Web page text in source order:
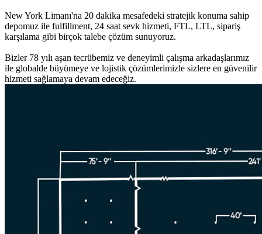
New York Limanı'na 20 dakika mesafedeki stratejik konuma sahip
depomuz ile fulfillment, 24 saat sevk hizmeti, FTL, LTL, sipariş
karşılama gibi birçok talebe çözüm sunuyoruz.
Bizler 78 yılı aşan tecrübemiz ve deneyimli çalışma arkadaşlarımız
ile globalde büyümeye ve lojistik çözümlerimizle sizlere en güvenilir
hizmeti sağlamaya devam edeceğiz.